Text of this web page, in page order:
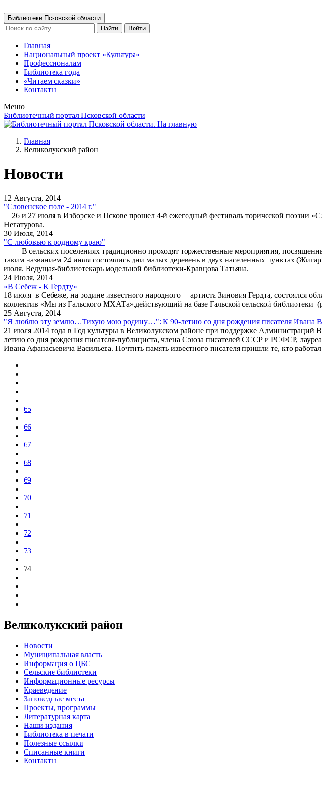
Библиотеки Псковской области
Найти
Войти
Главная
Национальный проект «Культура»
Профессионалам
Библиотека года
«Читаем сказки»
Контакты
Меню
Библиотечный портал Псковской области
Главная
Великолукский район
Новости
12 Августа, 2014
"Словенское поле - 2014 г."
26 и 27 июля в Изборске и Пскове прошел 4-й ежегодный фестиваль торической поэзии
Негатурова.
30 Июля, 2014
"С любовью к родному краю"
В сельских поселениях традиционно проходят торжественные мероприятия,
таким названием 24 июля состоялись дни малых деревень в двух населенных пунктах
июля. Ведущая-библиотекарь модельной библиотеки-Кравцова Татьяна.
24 Июля, 2014
«В Себеж - К Гердту»
18 июля в Себеже, на родине известного народного артиста Зиновия Гердта, состоялся
коллектив «Мы из Гальского МХАТа»,действующий на базе Гальской сельской библиотеки
25 Августа, 2014
"Я люблю эту землю…Тихую мою родину…": К 90-летию со дня рождения писателя Ивана
21 июля 2014 года в Год культуры в Великолукском районе при поддержке
летию со дня рождения писателя-публициста, члена Союза писателей СССР и РСФСР,
Ивана Афанасьевича Васильева. Почтить память известного писателя пришли те, кто
65
66
67
68
69
70
71
72
73
74
Великолукский район
Новости
Муниципальная власть
Информация о ЦБС
Сельские библиотеки
Информационные ресурсы
Краеведение
Заповедные места
Проекты, программы
Литературная карта
Наши издания
Библиотека в печати
Полезные ссылки
Списанные книги
Контакты